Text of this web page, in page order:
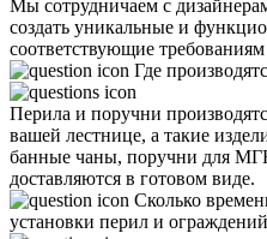
Мы сотрудничаем с
создать уникальные и
соответствующие
Где
Перила и поручни
вашей лестнице, а такие
банные чаны, поручни для
доставляются в готовом виде.
Сколько
установки перил и